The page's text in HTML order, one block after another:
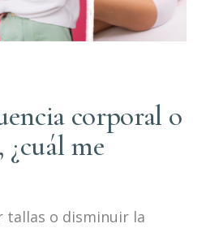
corporal o
me
tallas o disminuir la